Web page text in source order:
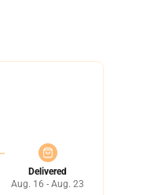
Delivered
Aug. 16 - Aug. 23